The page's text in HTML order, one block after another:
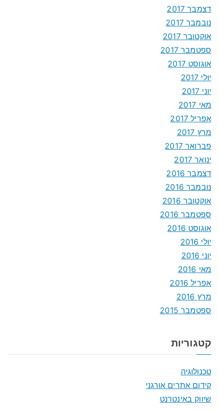
דצמבר 2017
נובמבר 2017
אוקטובר 2017
ספטמבר 2017
אוגוסט 2017
יולי 2017
יוני 2017
מאי 2017
אפריל 2017
מרץ 2017
פברואר 2017
ינואר 2017
דצמבר 2016
נובמבר 2016
אוקטובר 2016
ספטמבר 2016
אוגוסט 2016
יולי 2016
יוני 2016
מאי 2016
אפריל 2016
מרץ 2016
ספטמבר 2015
קטגוריות
טכנולוגיה
קידום אתרים אורגני
שיווק באינטרנט